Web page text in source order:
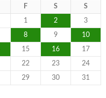
F S S
1 2 3
8 9 10
15 16 17
22 23 24
29 30
31